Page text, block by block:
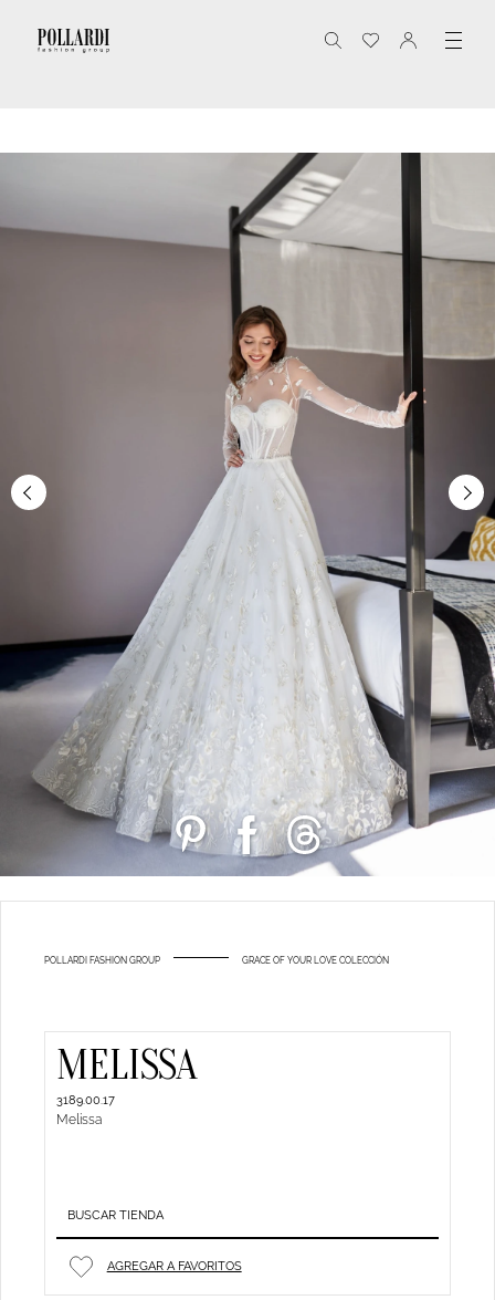
POLLARDI FASHION GROUP GRACE OF YOUR LOVE COLECCIÓN
MELISSA
3189.00.17
Melissa
BUSCAR TIENDA
AGREGAR A FAVORITOS